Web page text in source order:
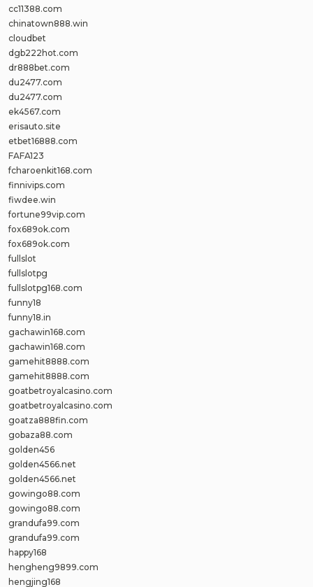
cc11388.com
chinatown888.win
cloudbet
dgb222hot.com
dr888bet.com
du2477.com
du2477.com
ek4567.com
erisauto.site
etbet16888.com
FAFA123
fcharoenkit168.com
finnivips.com
fiwdee.win
fortune99vip.com
fox689ok.com
fox689ok.com
fullslot
fullslotpg
fullslotpg168.com
funny18
funny18.in
gachawin168.com
gachawin168.com
gamehit8888.com
gamehit8888.com
goatbetroyalcasino.com
goatbetroyalcasino.com
goatza888fin.com
gobaza88.com
golden456
golden4566.net
golden4566.net
gowingo88.com
gowingo88.com
grandufa99.com
grandufa99.com
happy168
hengheng9899.com
hengjing168